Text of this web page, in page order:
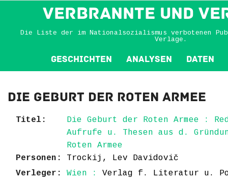
VERBRANNTE und
Die Liste der im Nationalsozialismus verbotenen
Verlage.
Geschichten Analysen Daten
Die Geburt der Roten Armee
Titel:
Die Geburt der Roten Armee :
Aufrufe u. Thesen aus d.
Roten Armee
Personen:
Trockij, Lev Davidovič
Verleger:
Wien : Verlag f. Literatur u.